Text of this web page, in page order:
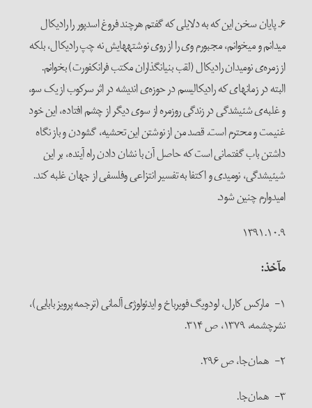
۶. پایان سخن این که به دلایلی که گفتم هرچند فروغ اسدپور را رادیکال
می­دانم و می­خوانم، مجبورم وی را از روی نوشته­هایش نه چپ رادیکال، بلکه
از زمره‌ی نومیدان رادیکال (لقب بنیان­گذاران مکتب فرانکفورت) ­بخوانم.
البته در زمانه­ای که رادیکالیسم در حوزه‌ی اندیشه در اثر سرکوب از یک سو،
و غلبه‌ی شئی­شدگی در زندگی روزمره از سوی دیگر از چشم افتاده، این خود
غنیمت و محترم است. قصد من از نوشتن این تحشیه، گشودن و باز نگاه
داشتن باب گفتمانی است که حاصل آن با نشان دادن راه آینده، بر این
شیئی­شدگی، نومیدی و اکتفا به تفسیر انتزاعی وفلسفی از جهان غلبه کند.
امیدوارم چنین شود.
۱۳۹۱.۱۰.۹
مآخذ:
۱- مارکس کارل، لودویگ فویرباخ و ایدئولوژی آلمانی (ترجمه پرویز بابایی)،
نشرچشمه، ۱۳۷۹، ص ۳۱۴.
۲- همان‌جا، ص ۲۹۶.
۳- همان‌جا.